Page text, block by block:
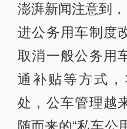
澎湃新闻注意到
进公务用车制度
取消一般公务用
通补贴等方式
处，公车管理越